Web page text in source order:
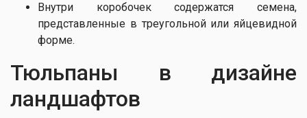
Внутри коробочек содержатся семена,
представленные в треугольной или яйцевидной
форме.
Тюльпаны в дизайне
ландшафтов